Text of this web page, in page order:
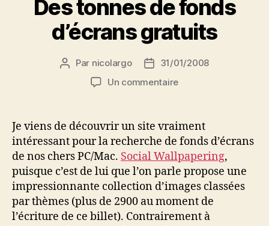
Des tonnes de fonds
d’écrans gratuits
Auteur
l’article
Par nicolargo
Date31/01/2008
Un commentairesur
de
fonds
d’écrans
gratuits
Je viens de découvrir un site vraiment
intéressant pour la recherche de fonds d’écrans
de nos chers PC/Mac. Social Wallpapering,
puisque c’est de lui que l’on parle propose une
impressionnante collection d’images classées
par thèmes (plus de 2900 au moment de
l’écriture de ce billet). Contrairement à